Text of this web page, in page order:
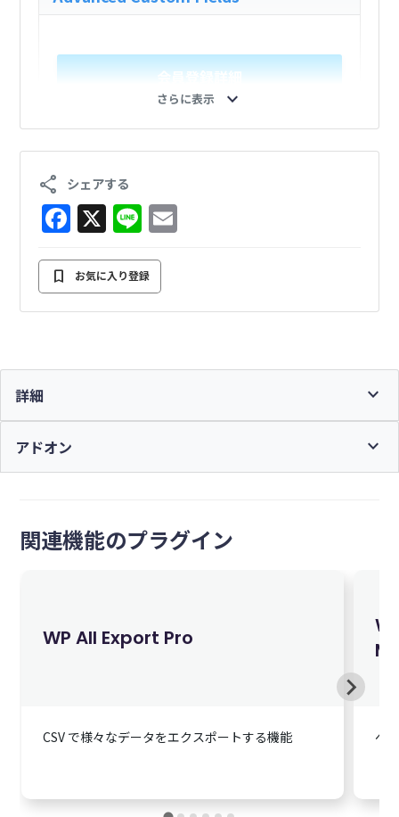
会員登録詳細
ログイン
Ninja Forms
ログイン
さらに表示 expand_more
share シェアする
F
c
e
o
k
X Li
e
l
bookmark お気に入り登録
詳細 expand_more
アドオン expand_more
関連機能のプラグイン
WP All Export Pro
CSV で様々なデータをエクスポートする機能 ペ